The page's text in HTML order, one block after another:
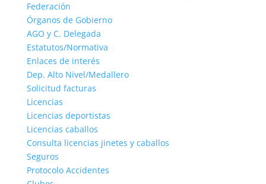
Federación
Órganos de Gobierno
AGO y C. Delegada
Estatutos/Normativa
Enlaces de interés
Dep. Alto Nivel/Medallero
Solicitud facturas
Licencias
Licencias deportistas
Licencias caballos
Consulta licencias jinetes y caballos
Seguros
Protocolo Accidentes